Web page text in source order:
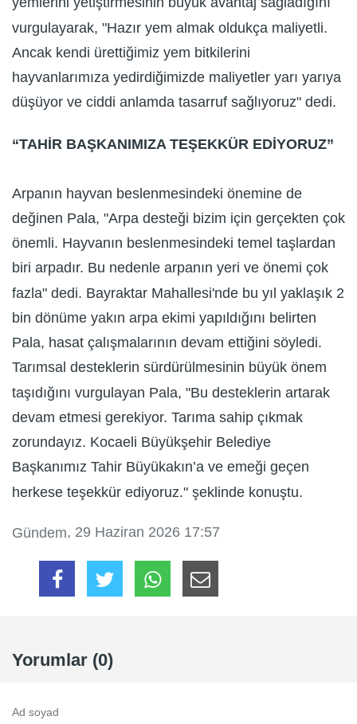
vurgulayarak, "Hazır yem almak oldukça maliyetli.
Ancak kendi ürettiğimiz yem bitkilerini
hayvanlarımıza yedirdiğimizde maliyetler yarı yarıya
düşüyor ve ciddi anlamda tasarruf sağlıyoruz" dedi.
“TAHİR BAŞKANIMIZA TEŞEKKÜR EDİYORUZ”
Arpanın hayvan beslenmesindeki önemine de
değinen Pala, "Arpa desteği bizim için gerçekten çok
önemli. Hayvanın beslenmesindeki temel taşlardan
biri arpadır. Bu nedenle arpanın yeri ve önemi çok
fazla" dedi. Bayraktar Mahallesi'nde bu yıl yaklaşık 2
bin dönüme yakın arpa ekimi yapıldığını belirten
Pala, hasat çalışmalarının devam ettiğini söyledi.
Tarımsal desteklerin sürdürülmesinin büyük önem
taşıdığını vurgulayan Pala, "Bu desteklerin artarak
devam etmesi gerekiyor. Tarıma sahip çıkmak
zorundayız. Kocaeli Büyükşehir Belediye
Başkanımız Tahir Büyükakın’a ve emeği geçen
herkese teşekkür ediyoruz." şeklinde konuştu.
Gündem, 29 Haziran 2026 17:57
Yorumlar (0)